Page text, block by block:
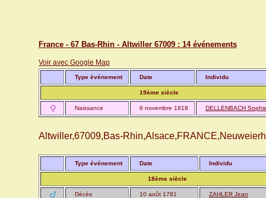
France - 67 Bas-Rhin - Altwiller 67009 : 14 événements
Voir avec Google Map
Type événement Date Individu
19ème siècle
Naissance 6 novembre 1818 DELLENBACH Sophie
Altwiller,67009,Bas-
Type événement Date Individu
18ème siècle
Décès 10 août 1781 ZAHLER Jean